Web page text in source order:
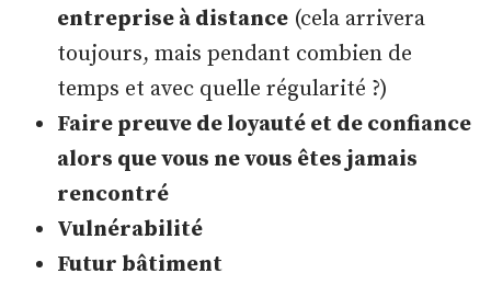
entreprise à distance (cela arrivera
toujours, mais pendant combien de
temps et avec quelle régularité ?)
Faire preuve de loyauté et de confiance
alors que vous ne vous êtes jamais
rencontré
Vulnérabilité
Futur bâtiment